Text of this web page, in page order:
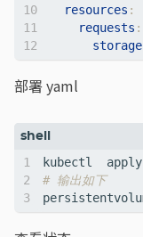
10
resources :
requests :
storage
部署 yaml
# 输出如下